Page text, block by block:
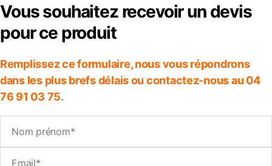
Vous souhaitez recevoir un devis
pour ce produit
Remplissez ce formulaire, nous vous répondrons
dans les plus brefs délais ou contactez-nous au 04
76 91 03 75.